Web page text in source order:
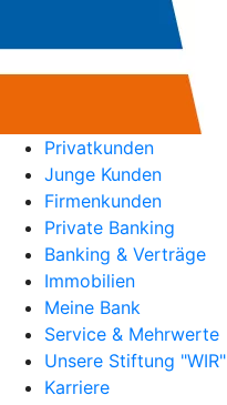
Privatkunden
Junge Kunden
Firmenkunden
Private Banking
Banking & Verträge
Immobilien
Meine Bank
Service & Mehrwerte
Unsere Stiftung "WIR"
Karriere